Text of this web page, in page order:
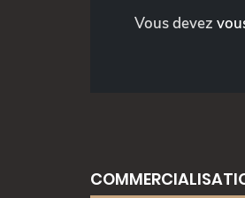
Vous devez